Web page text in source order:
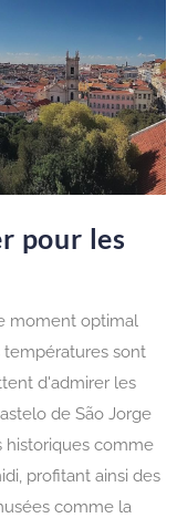
pour les
moment optimal
températures sont
d'admirer les
de São Jorge
historiques comme
profitant ainsi des
comme la